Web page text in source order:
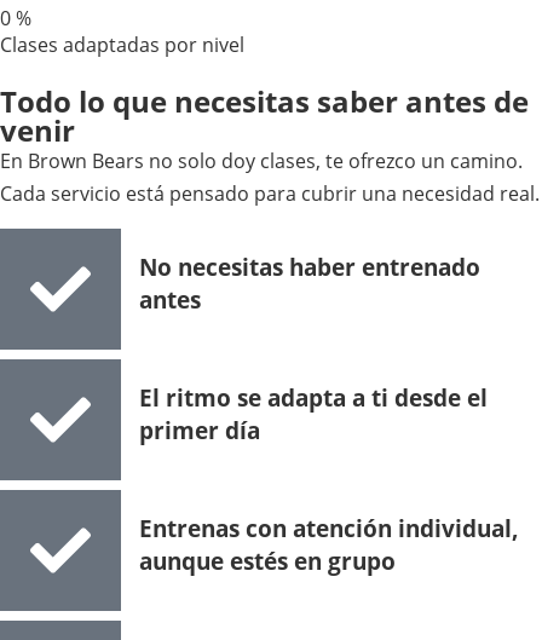
0%
Clases adaptadas por nivel
Todo lo que necesitas saber antes de
venir
En Brown Bears no solo doy clases, te ofrezco un camino.
Cada servicio está pensado para cubrir una necesidad real.
No necesitas haber entrenado
antes
El ritmo se adapta a ti desde el
primer día
Entrenas con atención individual,
aunque estés en grupo